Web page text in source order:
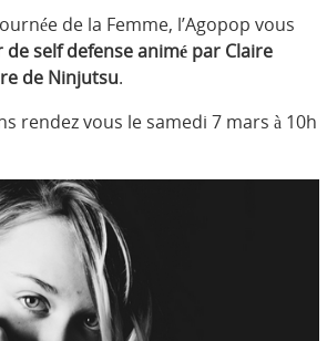
de la Femme, l’Agopop vous
de self defense animé par Claire
de Ninjutsu.
rendez vous le samedi 7 mars à 10h